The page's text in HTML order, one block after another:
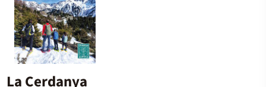
La Cerdanya